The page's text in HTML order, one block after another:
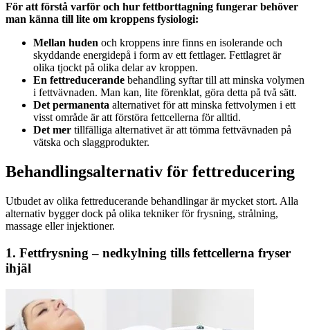
För att förstå varför och hur fettborttagning fungerar behöver
man känna till lite om kroppens fysiologi:
Mellan huden och kroppens inre finns en isolerande och
skyddande energidepå i form av ett fettlager. Fettlagret är
olika tjockt på olika delar av kroppen.
En fettreducerande behandling syftar till att minska volymen
i fettvävnaden. Man kan, lite förenklat, göra detta på två sätt.
Det permanenta alternativet för att minska fettvolymen i ett
visst område är att förstöra fettcellerna för alltid.
Det mer tillfälliga alternativet är att tömma fettvävnaden på
vätska och slaggprodukter.
Behandlingsalternativ för fettreducering
Utbudet av olika fettreducerande behandlingar är mycket stort. Alla
alternativ bygger dock på olika tekniker för frysning, strålning,
massage eller injektioner.
1. Fettfrysning – nedkylning tills fettcellerna fryser
ihjäl